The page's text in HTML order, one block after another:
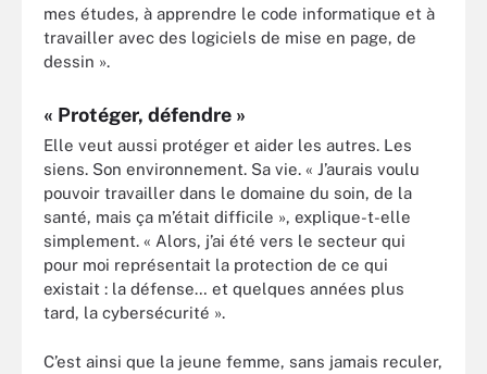
mes études, à apprendre le code informatique et à
travailler avec des logiciels de mise en page, de
dessin ».
« Protéger, défendre »
Elle veut aussi protéger et aider les autres. Les
siens. Son environnement. Sa vie. « J’aurais voulu
pouvoir travailler dans le domaine du soin, de la
santé, mais ça m’était difficile », explique-t-elle
simplement. « Alors, j’ai été vers le secteur qui
pour moi représentait la protection de ce qui
existait : la défense… et quelques années plus
tard, la cybersécurité ».
C’est ainsi que la jeune femme, sans jamais reculer,